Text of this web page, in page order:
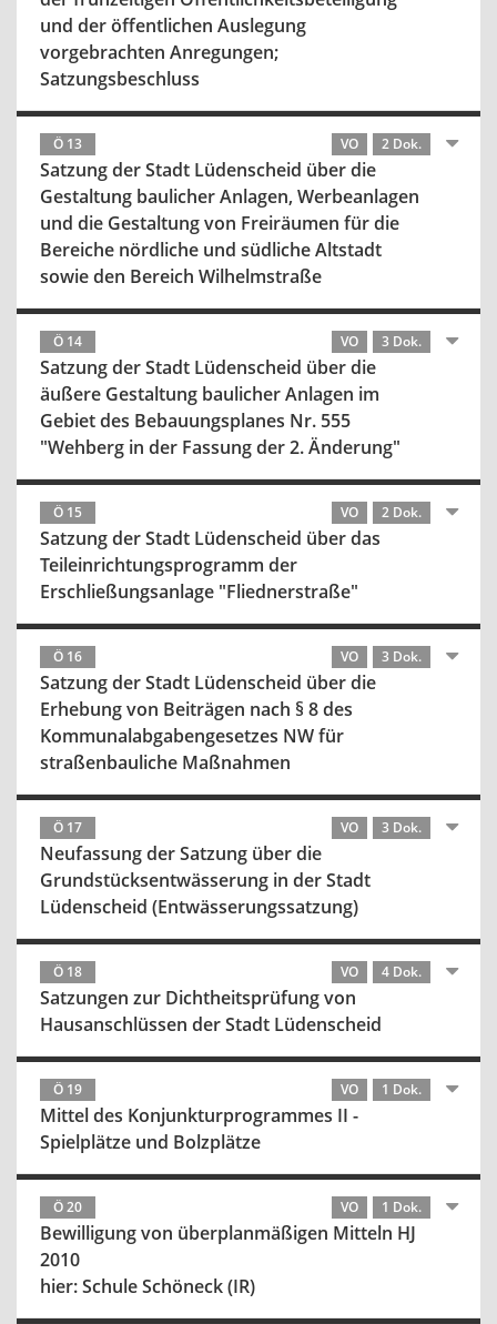
und der öffentlichen Auslegung
vorgebrachten Anregungen;
Satzungsbeschluss
Ö 13 VO 2 Dok.
Satzung der Stadt Lüdenscheid über die
Gestaltung baulicher Anlagen, Werbeanlagen
und die Gestaltung von Freiräumen für die
Bereiche nördliche und südliche Altstadt
sowie den Bereich Wilhelmstraße
Ö 14 VO 3 Dok.
Satzung der Stadt Lüdenscheid über die
äußere Gestaltung baulicher Anlagen im
Gebiet des Bebauungsplanes Nr. 555
"Wehberg in der Fassung der 2. Änderung"
Ö 15 VO 2 Dok.
Satzung der Stadt Lüdenscheid über das
Teileinrichtungsprogramm der
Erschließungsanlage "Fliednerstraße"
Ö 16 VO 3 Dok.
Satzung der Stadt Lüdenscheid über die
Erhebung von Beiträgen nach § 8 des
Kommunalabgabengesetzes NW für
straßenbauliche Maßnahmen
Ö 17 VO 3 Dok.
Neufassung der Satzung über die
Grundstücksentwässerung in der Stadt
Lüdenscheid (Entwässerungssatzung)
Ö 18 VO 4 Dok.
Satzungen zur Dichtheitsprüfung von
Hausanschlüssen der Stadt Lüdenscheid
Ö 19 VO 1 Dok.
Mittel des Konjunkturprogrammes II -
Spielplätze und Bolzplätze
Ö 20 VO 1 Dok.
Bewilligung von überplanmäßigen Mitteln HJ
2010
hier: Schule Schöneck (IR)